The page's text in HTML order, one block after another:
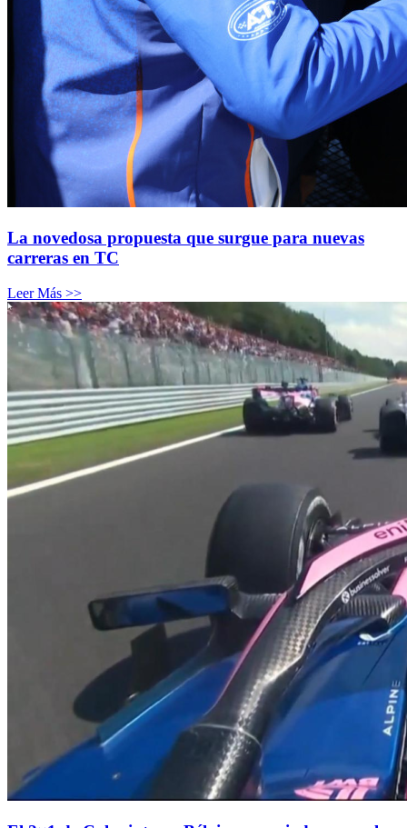
La novedosa propuesta que surgue para nuevas
carreras en TC
Leer Más >>